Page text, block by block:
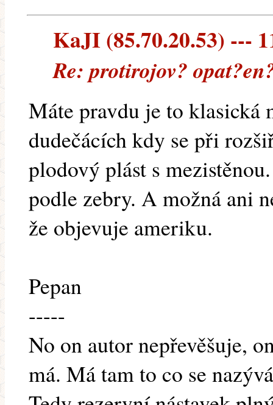
KaJI (85.70.20.53) ---
Re: protirojov?
Máte pravdu je to klasická
dudečácích kdy se při
plodový plást s
podle zebry. A možná ani
že objevuje ameriku.
Pepan
-----
No on autor nepřevěšuje,
má. Má tam to co se